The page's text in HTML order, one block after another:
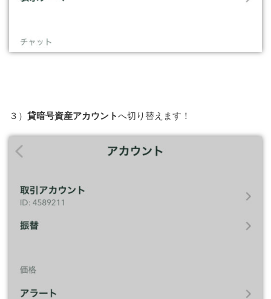
３） 貸暗号資産アカウントへ切り替えます！